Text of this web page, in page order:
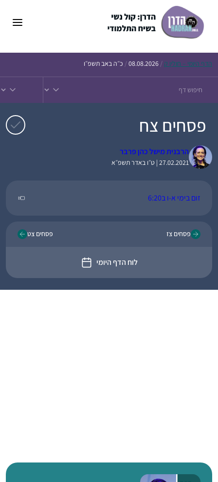
הדף היומי – חולין ק /
08.08.2026
/ כ״ה באב תשפ״ו
פסחים צח
הרבנית מישל כהן פרבר
27.02.2021 | ט״ו באדר תשפ״א
זום בימי א-ו ב6:20
פסחים צז
לוח הדף היומי
פסחים צט